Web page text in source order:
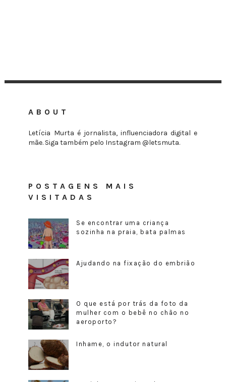
ABOUT
Letícia Murta é jornalista, influenciadora digital e
mãe. Siga também pelo Instagram @letsmuta.
POSTAGENS MAIS
VISITADAS
Se encontrar uma criança
sozinha na praia, bata palmas
Ajudando na fixação do embrião
O que está por trás da foto da
mulher com o bebê no chão no
aeroporto?
Inhame, o indutor natural